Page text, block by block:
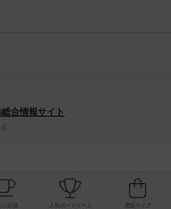
合情報サイト